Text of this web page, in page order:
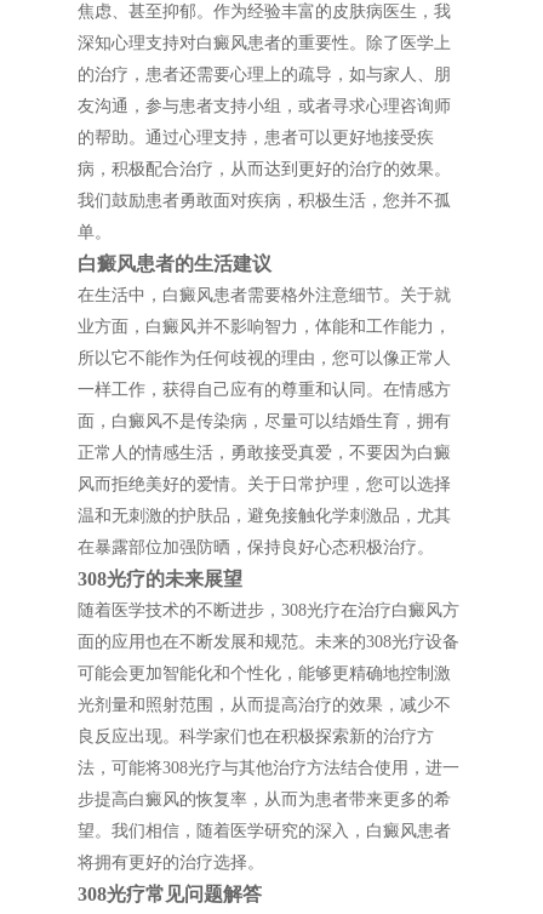
焦虑、甚至抑郁。作为经验丰富的皮肤病医生，我
深知心理支持对白癜风患者的重要性。除了医学上
的治疗，患者还需要心理上的疏导，如与家人、朋
友沟通，参与患者支持小组，或者寻求心理咨询师
的帮助。通过心理支持，患者可以更好地接受疾
病，积极配合治疗，从而达到更好的治疗的效果。
我们鼓励患者勇敢面对疾病，积极生活，您并不孤
单。
白癜风患者的生活建议
在生活中，白癜风患者需要格外注意细节。关于就
业方面，白癜风并不影响智力，体能和工作能力，
所以它不能作为任何歧视的理由，您可以像正常人
一样工作，获得自己应有的尊重和认同。在情感方
面，白癜风不是传染病，尽量可以结婚生育，拥有
正常人的情感生活，勇敢接受真爱，不要因为白癜
风而拒绝美好的爱情。关于日常护理，您可以选择
温和无刺激的护肤品，避免接触化学刺激品，尤其
在暴露部位加强防晒，保持良好心态积极治疗。
308光疗的未来展望
随着医学技术的不断进步，308光疗在治疗白癜风方
面的应用也在不断发展和规范。未来的308光疗设备
可能会更加智能化和个性化，能够更精确地控制激
光剂量和照射范围，从而提高治疗的效果，减少不
良反应出现。科学家们也在积极探索新的治疗方
法，可能将308光疗与其他治疗方法结合使用，进一
步提高白癜风的恢复率，从而为患者带来更多的希
望。我们相信，随着医学研究的深入，白癜风患者
将拥有更好的治疗选择。
308光疗常见问题解答